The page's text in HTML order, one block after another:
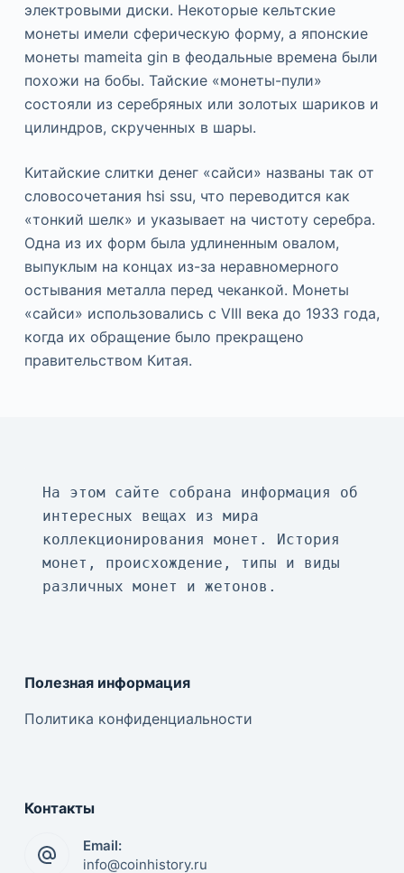
электровыми диски. Некоторые кельтские
монеты имели сферическую форму, а японские
монеты mameita gin в феодальные времена были
похожи на бобы. Тайские «монеты-пули»
состояли из серебряных или золотых шариков и
цилиндров, скрученных в шары.
Китайские слитки денег «сайси» названы так от
словосочетания hsi ssu, что переводится как
«тонкий шелк» и указывает на чистоту серебра.
Одна из их форм была удлиненным овалом,
выпуклым на концах из-за неравномерного
остывания металла перед чеканкой. Монеты
«сайси» использовались с VIII века до 1933 года,
когда их обращение было прекращено
правительством Китая.
На этом сайте собрана информация об
интересных вещах из мира
коллекционирования монет. История
монет, происхождение, типы и виды
различных монет и жетонов.
Полезная информация
Политика конфиденциальности
Контакты
Email:
info@coinhistory.ru